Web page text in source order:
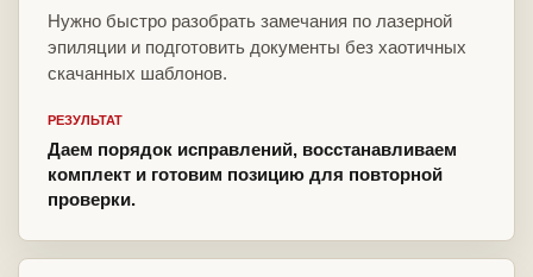
Нужно быстро разобрать замечания по лазерной
эпиляции и подготовить документы без хаотичных
скачанных шаблонов.
РЕЗУЛЬТАТ
Даем порядок исправлений, восстанавливаем
комплект и готовим позицию для повторной
проверки.